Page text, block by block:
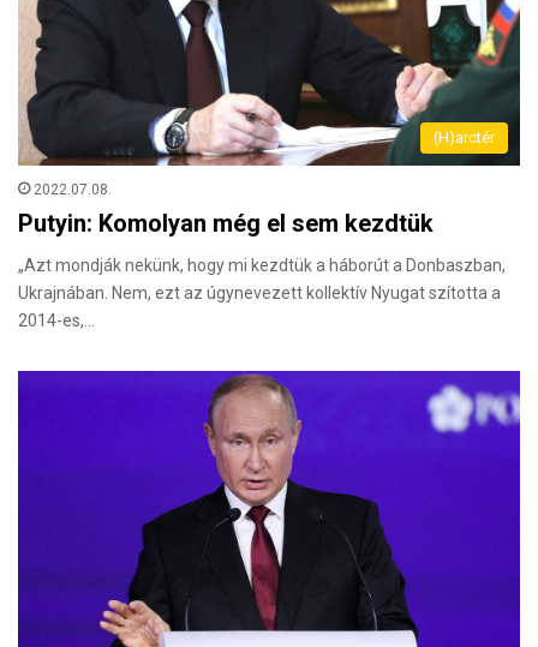
(H)arctér
2022.07.08.
Putyin: Komolyan még el sem kezdtük
„Azt mondják nekünk, hogy mi kezdtük a háborút a Donbaszban,
Ukrajnában. Nem, ezt az úgynevezett kollektív Nyugat szította a
2014-es,…